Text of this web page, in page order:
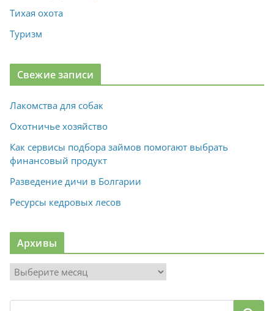
Тихая охота
Туризм
Свежие записи
Лакомства для собак
Охотничье хозяйство
Как сервисы подбора займов помогают выбрать
финансовый продукт
Разведение дичи в Болгарии
Ресурсы кедровых лесов
Архивы
р
х